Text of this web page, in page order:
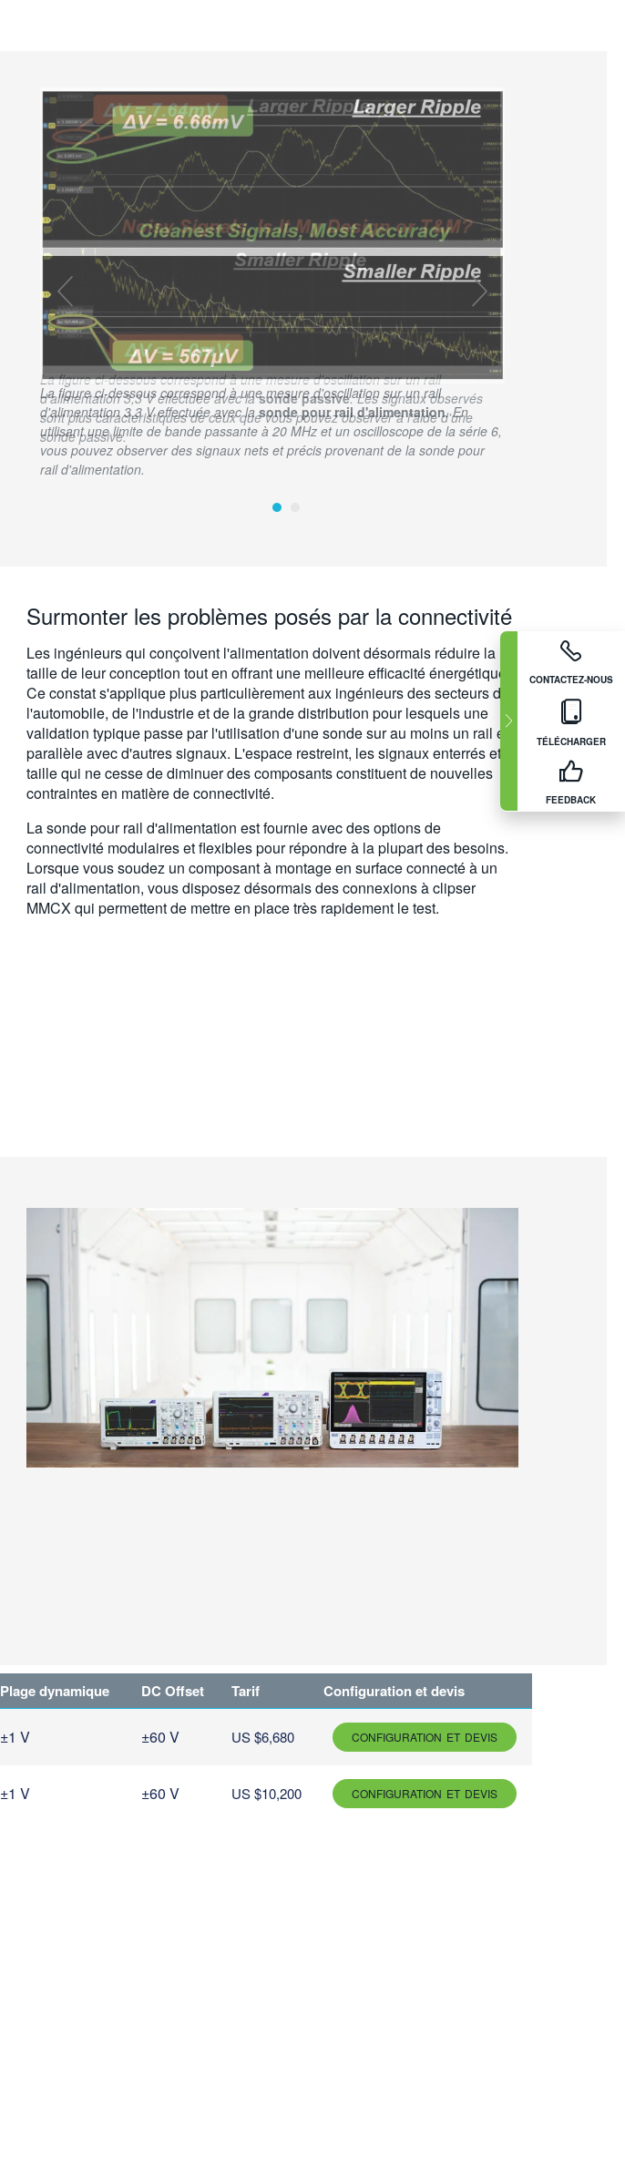
CONTACTEZ-NOUS
TÉLÉCHARGER
FEEDBACK
La figure ci-dessous correspond à une mesure d'oscillation sur un rail
d'alimentation 3,3 V effectuée avec lasonde pour rail d'alimentation. En
utilisant une limite de bande passante à 20 MHz et un oscilloscope de la série 6,
vous pouvez observer des signaux nets et précis provenant de la sonde pour
rail d'alimentation.
Surmonter les problèmes posés par la connectivité
Les ingénieurs qui conçoivent l'alimentation doivent désormais réduire la
taille de leur conception tout en offrant une meilleure efficacité énergétique.
Ce constat s'applique plus particulièrement aux ingénieurs des secteurs de
l'automobile, de l'industrie et de la grande distribution pour lesquels une
validation typique passe par l'utilisation d'une sonde sur au moins un rail en
parallèle avec d'autres signaux. L'espace restreint, les signaux enterrés et la
taille qui ne cesse de diminuer des composants constituent de nouvelles
contraintes en matière de connectivité.
La sonde pour rail d'alimentation est fournie avec des options de
connectivité modulaires et flexibles pour répondre à la plupart des besoins.
Lorsque vous soudez un composant à montage en surface connecté à un
rail d'alimentation, vous disposez désormais des connexions à clipser
MMCX qui permettent de mettre en place très rapidement le test.
Plage dynamique DC Offset Tarif
Configuration et devis
±1 V ±60 V US $6,680 CONFIGURATION ET DEVIS
±1 V ±60 V US $10,200 CONFIGURATION ET DEVIS